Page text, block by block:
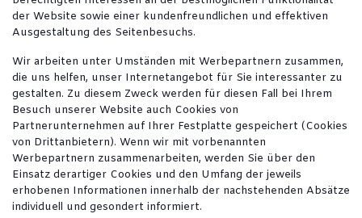
der Website sowie einer kundenfreundlichen und effektiven
Ausgestaltung des Seitenbesuchs.
Wir arbeiten unter Umständen mit Werbepartnern zusammen,
die uns helfen, unser Internetangebot für Sie interessanter zu
gestalten. Zu diesem Zweck werden für diesen Fall bei Ihrem
Besuch unserer Website auch Cookies von
Partnerunternehmen auf Ihrer Festplatte gespeichert (Cookies
von Drittanbietern). Wenn wir mit vorbenannten
Werbepartnern zusammenarbeiten, werden Sie über den
Einsatz derartiger Cookies und den Umfang der jeweils
erhobenen Informationen innerhalb der nachstehenden Absätze
individuell und gesondert informiert.